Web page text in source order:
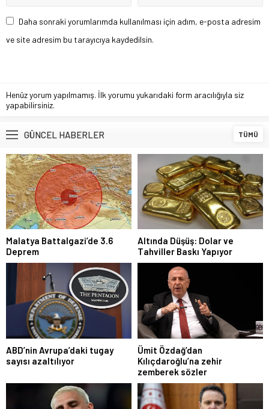
Daha sonraki yorumlarımda kullanılması için adım, e-posta adresim
ve site adresim bu tarayıcıya kaydedilsin.
Henüz yorum yapılmamış. İlk yorumu yukarıdaki form aracılığıyla siz
yapabilirsiniz.
GÜNCEL HABERLER TÜMÜ
Malatya Battalgazi’de 3.6
Deprem
Altında Düşüş: Dolar ve
Tahviller Baskı Yapıyor
ABD’nin Avrupa’daki tugay
sayısı azaltılıyor
Ümit Özdağ’dan
Kılıçdaroğlu’na zehir
zemberek sözler